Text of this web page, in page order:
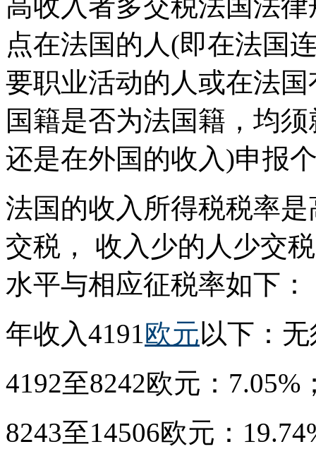
高收入者多交税法国法
点在法国的人(即在法国
要职业活动的人或在法
国籍是否为法国籍，均
还是在外国的收入)申报
法国的收入所得税税率
交税， 收入少的人少交
水平与相应征税率如下：
年收入4191欧元以下：
4192至8242欧元：7.05%
8243至14506欧元：